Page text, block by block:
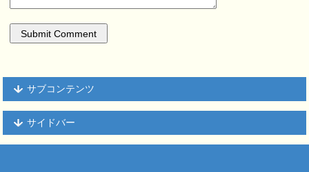
サブコンテンツ
サイドバー